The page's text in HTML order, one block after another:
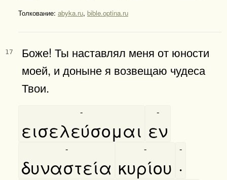
Толкование: abyka.ru, bible.optina.ru
17
Боже! Ты наставлял меня от юности
моей, и доныне я возвещаю чудеса
Твои.
εισελεύσομαι
-
εν
-
δυναστεία
-
κυρίου
-
·
-